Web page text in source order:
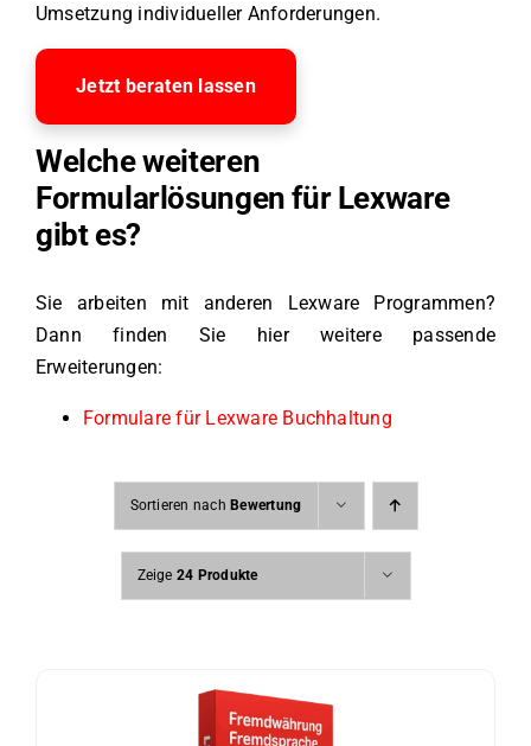
Umsetzung individueller Anforderungen.
Jetzt beraten lassen
Welche weiteren
Formularlösungen für Lexware
gibt es?
Sie arbeiten mit anderen Lexware Programmen?
Dann finden Sie hier weitere passende
Erweiterungen:
Formulare für Lexware Buchhaltung
Sortieren nach Bewertung
Zeige 24 Produkte